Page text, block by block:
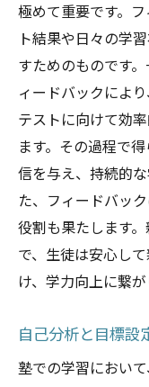
極めて重要です。
ト結果や日々の学
すためのものです
ィードバックによ
テストに向けて効
ます。その過程で
信を与え、持続的
た、フィードバッ
役割も果たします
で、生徒は安心し
け、学力向上に繋が
自己分析と目標設
塾での学習におい